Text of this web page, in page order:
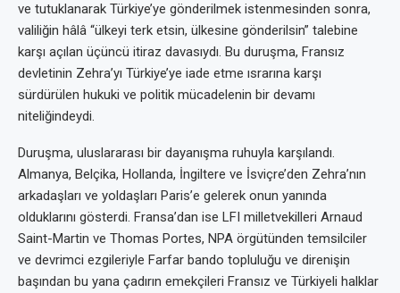
ve tutuklanarak Türkiye’ye gönderilmek istenmesinden sonra,
valiliğin hâlâ “ülkeyi terk etsin, ülkesine gönderilsin” talebine
karşı açılan üçüncü itiraz davasıydı. Bu duruşma, Fransız
devletinin Zehra’yı Türkiye’ye iade etme ısrarına karşı
sürdürülen hukuki ve politik mücadelenin bir devamı
niteliğindeydi.
Duruşma, uluslararası bir dayanışma ruhuyla karşılandı.
Almanya, Belçika, Hollanda, İngiltere ve İsviçre’den Zehra’nın
arkadaşları ve yoldaşları Paris’e gelerek onun yanında
olduklarını gösterdi. Fransa’dan ise LFI milletvekilleri Arnaud
Saint-Martin ve Thomas Portes, NPA örgütünden temsilciler
ve devrimci ezgileriyle Farfar bando topluluğu ve direnişin
başından bu yana çadırın emekçileri Fransız ve Türkiyeli halklar